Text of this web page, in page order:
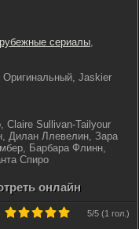
сериалы,
Jaskier
Sullivan-Tailyour
Дилан Ллевелин, Зара
Барбара Флинн,
Спиро
онлайн
5/5 (1 гол. )